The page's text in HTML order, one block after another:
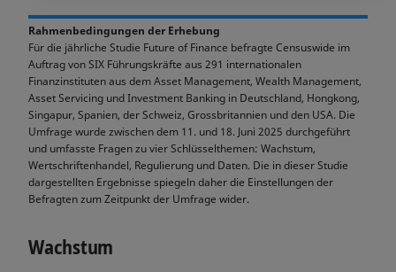
Rahmenbedingungen der Erhebung
Für die jährliche Studie Future of Finance befragte Censuswide im
Auftrag von SIX Führungskräfte aus 291 internationalen
Finanzinstituten aus dem Asset Management, Wealth Management,
Asset Servicing und Investment Banking in Deutschland, Hongkong,
Singapur, Spanien, der Schweiz, Grossbritannien und den USA. Die
Umfrage wurde zwischen dem 11. und 18. Juni 2025 durchgeführt
und umfasste Fragen zu vier Schlüsselthemen: Wachstum,
Wertschriftenhandel, Regulierung und Daten. Die in dieser Studie
dargestellten Ergebnisse spiegeln daher die Einstellungen der
Befragten zum Zeitpunkt der Umfrage wider.
Wachstum